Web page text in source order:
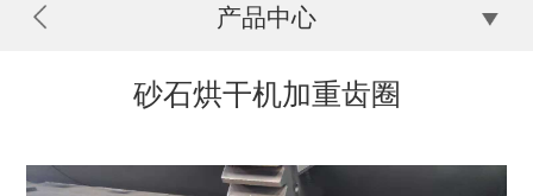
产品中心
砂石烘干机加重齿圈